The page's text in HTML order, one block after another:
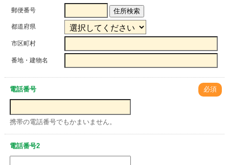
郵便番号 住所検索
都道府県
市区町村
番地・建物名
電話番号 必須
携帯の電話番号でもかまいません。
電話番号2